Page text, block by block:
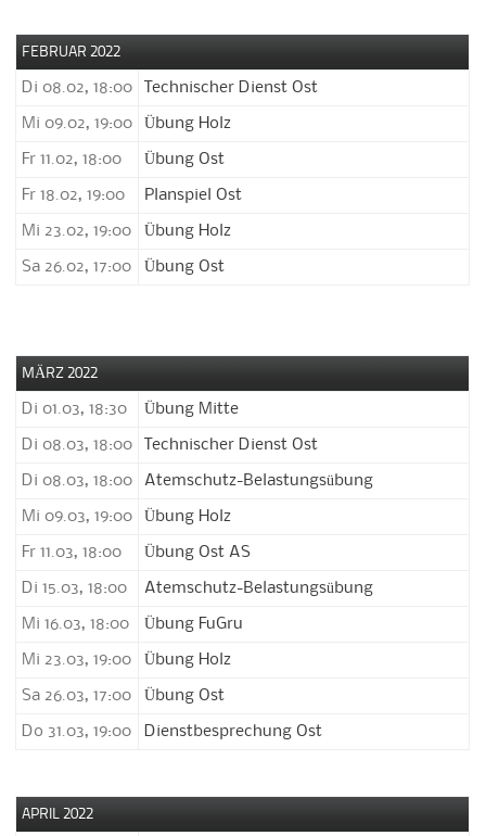
FEBRUAR 2022
Di 08.02, 18:00 Technischer Dienst Ost
Mi 09.02, 19:00 Übung Holz
Fr 11.02, 18:00 Übung Ost
Fr 18.02, 19:00 Planspiel Ost
Mi 23.02, 19:00 Übung Holz
Sa 26.02, 17:00 Übung Ost
MÄRZ 2022
Di 01.03, 18:30 Übung Mitte
Di 08.03, 18:00 Technischer Dienst Ost
Di 08.03, 18:00 Atemschutz-Belastungsübung
Mi 09.03, 19:00 Übung Holz
Fr 11.03, 18:00 Übung Ost AS
Di 15.03, 18:00 Atemschutz-Belastungsübung
Mi 16.03, 18:00 Übung FuGru
Mi 23.03, 19:00 Übung Holz
Sa 26.03, 17:00 Übung Ost
Do 31.03, 19:00 Dienstbesprechung Ost
APRIL 2022